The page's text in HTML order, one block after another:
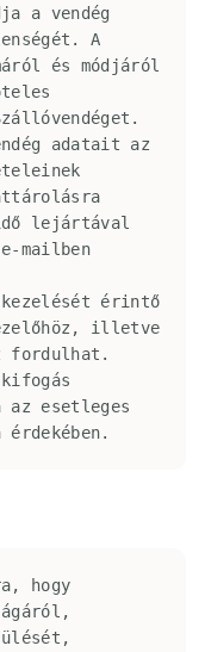
a vendég
A
és módjáról
adatait az
lejártával
mailben
érintő
illetve
fordulhat.
esetleges
hogy